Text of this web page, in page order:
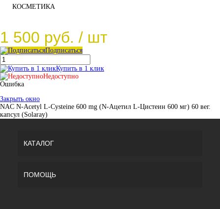
КОСМЕТИКА
1 500 руб. / шт
Подписаться
Купить в 1 клик
Недоступно
Ошибка
Закрыть окно
NAC N-Acetyl L-Cysteine 600 mg (N-Ацетил L-Цистеин 600 мг) 60 вег.
капсул (Solaray)
КАТАЛОГ
ПОМОЩЬ